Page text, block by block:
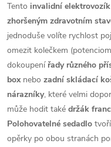
Tento invalidní elektrovozík
zhoršeným zdravotním
jednoduše volíte rychlost
omezit kolečkem
dokoupení řady různého
boxnebo zadní skládací
nárazníky, které velmi
může hodit také držák
Polohovatelné sedadlo
opěrky po obou stranách